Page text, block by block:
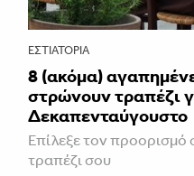
ΕΣΤΙΑΤΌΡΙΑ
8 (ακόμα)
στρώνουν τραπέζι
Δεκαπενταύγουστο
Επίλεξε τον προορισμό
τραπέζι σου